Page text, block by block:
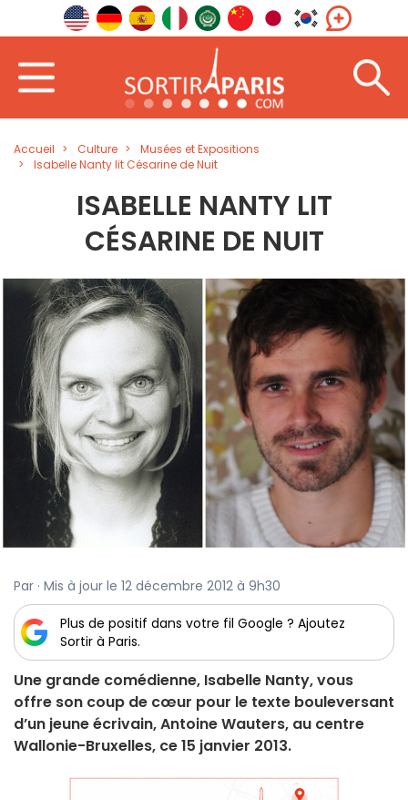
Accueil Culture
Musées et Expositions
Isabelle Nanty lit Césarine de Nuit
ISABELLE NANTY LIT
CÉSARINE DE NUIT
Par · Mis à jour le 12 décembre 2012 à 9h30
Plus de positif dans votre fil Google ? Ajoutez
Sortir à Paris.
Une grande comédienne, Isabelle Nanty, vous
offre son coup de cœur pour le texte bouleversant
d’un jeune écrivain, Antoine Wauters, au centre
Wallonie-Bruxelles, ce 15 janvier 2013.